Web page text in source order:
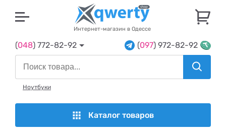
Интернет-магазин в Одессе
(048) 772-82-92 (097) 972-82-92
Ноутбуки
Каталог товаров